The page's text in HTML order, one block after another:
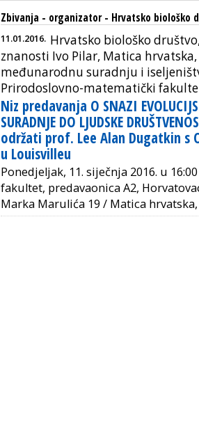
Zbivanja - organizator - Hrvatsko biološko
11.01.2016. Hrvatsko biološko
znanosti Ivo Pilar, Matica
međunarodnu suradnju i
Prirodoslovno-matematički
Niz predavanja O SNAZI
SURADNJE DO LJUDSKE
održati prof. Lee Alan Dugatkin s
u Louisvilleu
Ponedjeljak, 11. siječnja 2016. u
fakultet, predavaonica A2,
Marka Marulića 19 / Matica